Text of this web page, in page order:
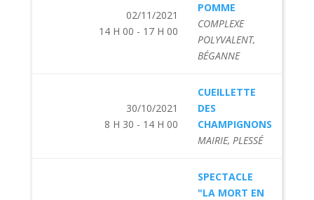
02/11/2021
14 H 00 - 17 H 00
POMME
COMPLEXE
POLYVALENT,
BÉGANNE
30/10/2021
8 H 30 - 14 H 00
CUEILLETTE
DES
CHAMPIGNONS
MAIRIE, PLESSÉ
SPECTACLE
"LA MORT EN